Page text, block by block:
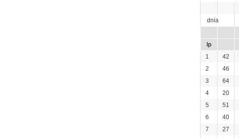
dnia
lp
1
42
2
46
3
64
4
20
5
51
6
40
7
27